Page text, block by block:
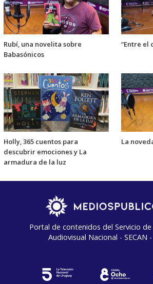
Rubí, una novelita sobre
Babasónicos
“Entre el
Holly, 365 cuentos para
descubrir emociones y La
armadura de la luz
La
Portal de contenidos del Servicio de
Audiovisual Nacional - SECAN